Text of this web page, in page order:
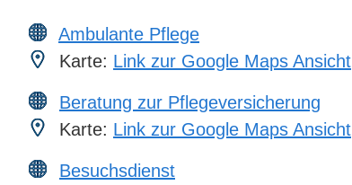
Ambulante Pflege
Karte: Link zur Google Maps Ansicht
Beratung zur Pflegeversicherung
Karte: Link zur Google Maps Ansicht
Besuchsdienst